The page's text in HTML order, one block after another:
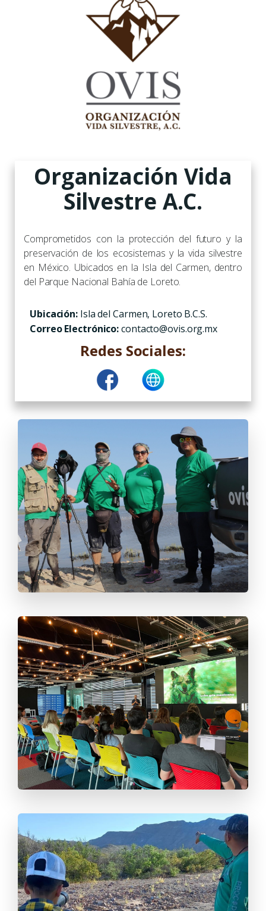
Organización Vida
Silvestre A.C.
Comprometidos con la protección del futuro y la
preservación de los ecosistemas y la vida silvestre
en México. Ubicados en la Isla del Carmen, dentro
del Parque Nacional Bahía de Loreto.
Ubicación: Isla del Carmen, Loreto B.C.S.
Correo Electrónico:contacto@ovis.org.mx
Redes Sociales: